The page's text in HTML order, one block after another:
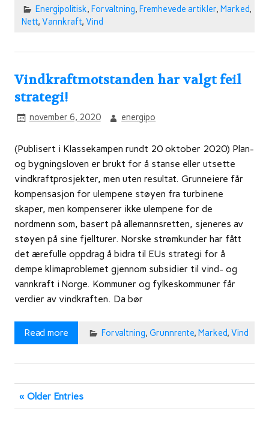
Energipolitisk, Forvaltning, Fremhevede artikler, Marked,
Nett, Vannkraft, Vind
Vindkraftmotstanden har valgt feil
strategi!
november 6, 2020 energipo
(Publisert i Klassekampen rundt 20 oktober 2020) Plan-
og bygningsloven er brukt for å stanse eller utsette
vindkraftprosjekter, men uten resultat. Grunneiere får
kompensasjon for ulempene støyen fra turbinene
skaper, men kompenserer ikke ulempene for de
nordmenn som, basert på allemannsretten, sjeneres av
støyen på sine fjellturer. Norske strømkunder har fått
det ærefulle oppdrag å bidra til EUs strategi for å
dempe klimaproblemet gjennom subsidier til vind- og
vannkraft i Norge. Kommuner og fylkeskommuner får
verdier av vindkraften. Da bør
Read more Forvaltning, Grunnrente, Marked, Vind
« Older Entries